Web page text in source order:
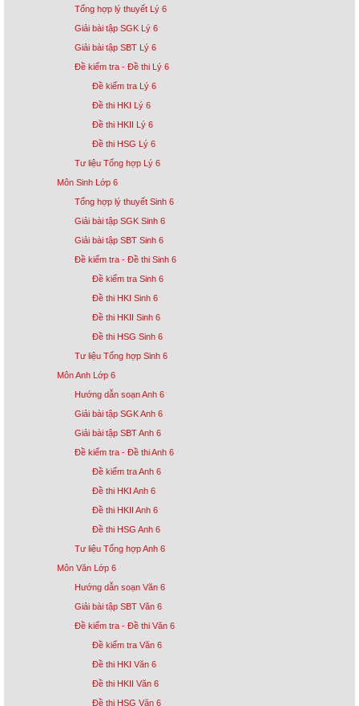
Tổng hợp lý thuyết Lý 6
Giải bài tập SGK Lý 6
Giải bài tập SBT Lý 6
Đề kiểm tra - Đề thi Lý 6
Đề kiểm tra Lý 6
Đề thi HKI Lý 6
Đề thi HKII Lý 6
Đề thi HSG Lý 6
Tư liệu Tổng hợp Lý 6
Môn Sinh Lớp 6
Tổng hợp lý thuyết Sinh 6
Giải bài tập SGK Sinh 6
Giải bài tập SBT Sinh 6
Đề kiểm tra - Đề thi Sinh 6
Đề kiểm tra Sinh 6
Đề thi HKI Sinh 6
Đề thi HKII Sinh 6
Đề thi HSG Sinh 6
Tư liệu Tổng hợp Sinh 6
Môn Anh Lớp 6
Hướng dẫn soạn Anh 6
Giải bài tập SGK Anh 6
Giải bài tập SBT Anh 6
Đề kiểm tra - Đề thi Anh 6
Đề kiểm tra Anh 6
Đề thi HKI Anh 6
Đề thi HKII Anh 6
Đề thi HSG Anh 6
Tư liệu Tổng hợp Anh 6
Môn Văn Lớp 6
Hướng dẫn soạn Văn 6
Giải bài tập SBT Văn 6
Đề kiểm tra - Đề thi Văn 6
Đề kiểm tra Văn 6
Đề thi HKI Văn 6
Đề thi HKII Văn 6
Đề thi HSG Văn 6